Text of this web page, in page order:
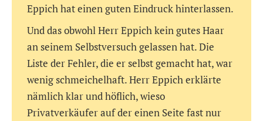
Eppich hat einen guten Eindruck hinterlassen.
Und das obwohl Herr Eppich kein gutes Haar
an seinem Selbstversuch gelassen hat. Die
Liste der Fehler, die er selbst gemacht hat, war
wenig schmeichelhaft. Herr Eppich erklärte
nämlich klar und höflich, wieso
Privatverkäufer auf der einen Seite fast nur